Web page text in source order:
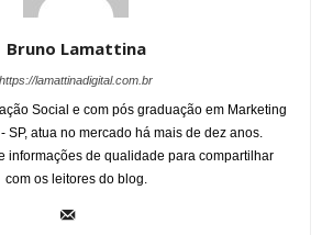
Bruno Lamattina
https://lamattinadigital.com.br
Social e com pós graduação em Marketing
SP, atua no mercado há mais de dez anos.
informações de qualidade para compartilhar
com os leitores do blog.